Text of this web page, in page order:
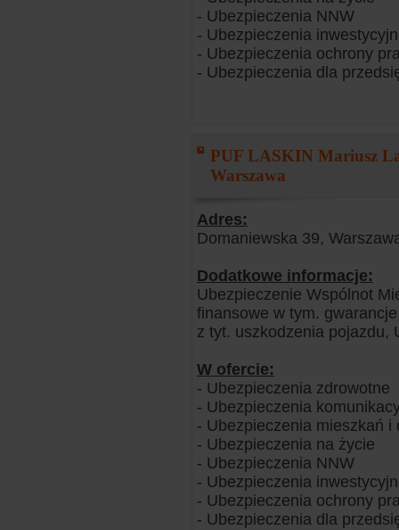
- Ubezpieczenia NNW
- Ubezpieczenia
- Ubezpieczenia ochrony
- Ubezpieczenia dla
PUF LASKIN Mariusz
Warszawa
Adres:
Domaniewska 39,
Dodatkowe informacje:
Ubezpieczenie Wspólnot
finansowe w tym.
z tyt. uszkodzenia pojazdu,
W ofercie:
- Ubezpieczenia zdrowotne
- Ubezpieczenia
- Ubezpieczenia mieszkań i
- Ubezpieczenia na życie
- Ubezpieczenia NNW
- Ubezpieczenia
- Ubezpieczenia ochrony
- Ubezpieczenia dla